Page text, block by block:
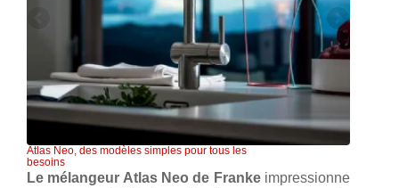
Atlas Neo, des modèles simples pour tous les
besoins
Le mélangeur Atlas Neo de Frankeimpressionne